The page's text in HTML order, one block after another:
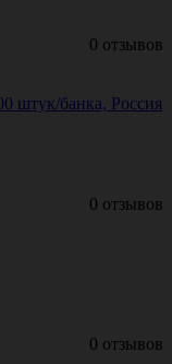
0 отзывов
штук/банка, Россия
0 отзывов
0 отзывов